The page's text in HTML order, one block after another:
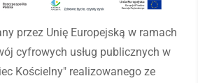
przez Unię Europejską w ramach
cyfrowych usług publicznych w
Kościelny" realizowanego ze